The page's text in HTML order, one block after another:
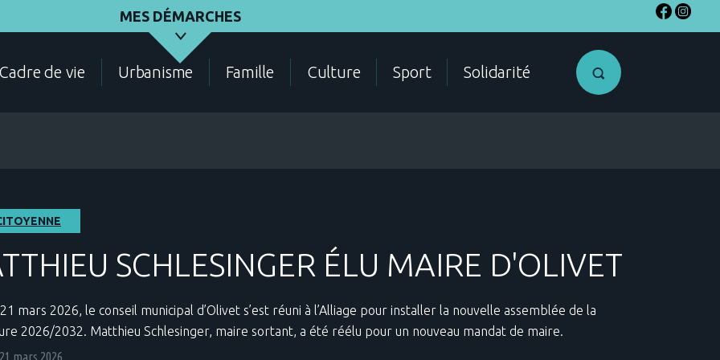
MES DÉMARCHES
CADRE DE VIE CONTACT ANNUAIRE DES SERVICES
mon compte
citoyen
Cadre de vie Urbanisme Famille Culture Sport Solidarité
SCHLESINGER ÉLU MAIRE D'OLIVET
mars 2026, le conseil municipal d’Olivet s’est réuni à l’Alliage pour installer la nouvelle assemblée de la
2026/2032. Matthieu Schlesinger, maire sortant, a été réélu pour un nouveau mandat de maire.
21 mars 2026